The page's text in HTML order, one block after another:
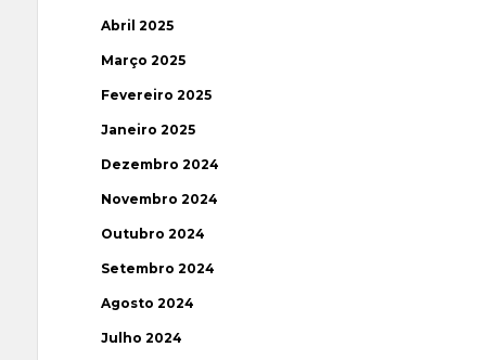
Abril 2025
Março 2025
Fevereiro 2025
Janeiro 2025
Dezembro 2024
Novembro 2024
Outubro 2024
Setembro 2024
Agosto 2024
Julho 2024